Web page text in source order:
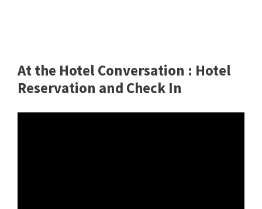
At the Hotel Conversation : Hotel
Reservation and Check In